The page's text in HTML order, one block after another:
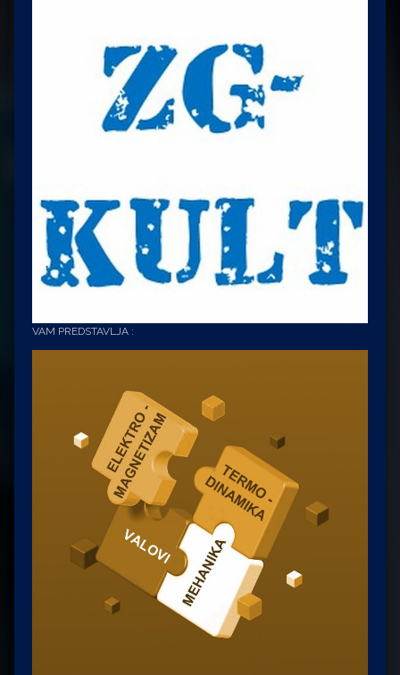
VAM PREDSTAVLJA :